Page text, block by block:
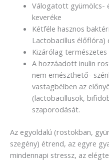
Válogatott gyümölcs-
keveréke
Kétféle hasznos
Lactobacillus
Kizárólag természetes
A hozzáadott inulin
nem emészthető-
vastagbélben az
(lactobacillusok,
szaporodását.
Az egyoldalú (rostokban,
szegény) étrend, az egyre
mindennapi stressz, az